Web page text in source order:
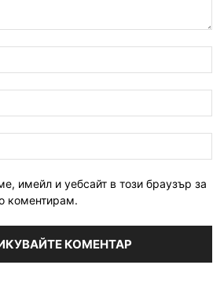
имейл и уебсайт в този браузър за
коментирам.